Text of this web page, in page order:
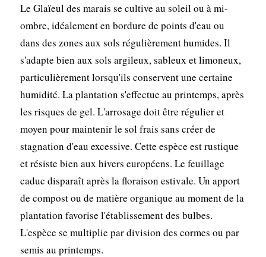
Le Glaïeul des marais se cultive au soleil ou à mi-
ombre, idéalement en bordure de points d'eau ou
dans des zones aux sols régulièrement humides. Il
s'adapte bien aux sols argileux, sableux et limoneux,
particulièrement lorsqu'ils conservent une certaine
humidité. La plantation s'effectue au printemps, après
les risques de gel. L'arrosage doit être régulier et
moyen pour maintenir le sol frais sans créer de
stagnation d'eau excessive. Cette espèce est rustique
et résiste bien aux hivers européens. Le feuillage
caduc disparaît après la floraison estivale. Un apport
de compost ou de matière organique au moment de la
plantation favorise l'établissement des bulbes.
L'espèce se multiplie par division des cormes ou par
semis au printemps.